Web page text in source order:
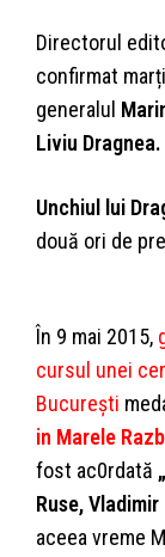
Directorul
confirmat
generalul
Liviu Dragnea.
Unchiul lui
două ori de
În 9 mai 2015,
cursul unei
București
in Marele
fost ac0rdată
Ruse, Vladimir
aceea vreme